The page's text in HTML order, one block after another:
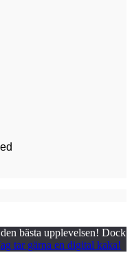
bästa upplevelsen! Dock
tar gärna en digital kaka!